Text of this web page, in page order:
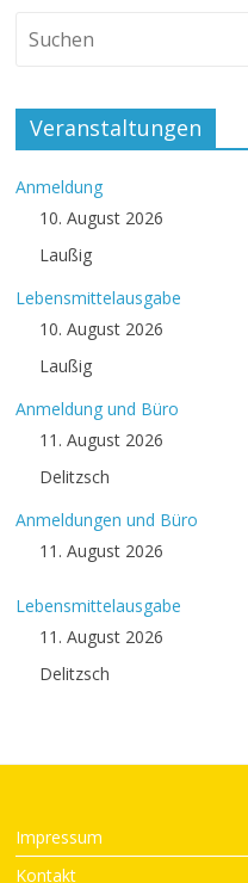
Veranstaltungen
Anmeldung
10. August 2026
Laußig
Lebensmittelausgabe
10. August 2026
Laußig
Anmeldung und Büro
11. August 2026
Delitzsch
Anmeldungen und Büro
11. August 2026
Lebensmittelausgabe
11. August 2026
Delitzsch
Impressum
Kontakt